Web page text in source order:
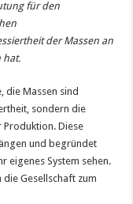
für den
der Massen an
hat.
die Massen sind
sondern die
Produktion. Diese
und begründet
eigenes System sehen.
Gesellschaft zum